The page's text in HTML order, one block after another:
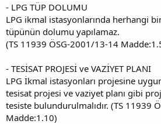
- LPG TÜP DOLUMU
LPG ikmal istasyonlarında herhangi
tüpünün dolumu yapılamaz.
(TS 11939 ÖSG-2001/13-14
- TESİSAT PROJESİ ve VAZİYET PLANI
LPG İkmal istasyonları projesine
tesisat projesi ve vaziyet planı gibi
tesiste bulundurulmalıdır. (TS 11939
Madde:1.10)